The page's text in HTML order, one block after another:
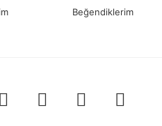
Beğendiklerim